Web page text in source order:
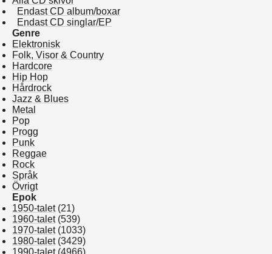
Endast CD album/boxar
Endast CD singlar/EP
Genre
Elektronisk
Folk, Visor & Country
Hardcore
Hip Hop
Hårdrock
Jazz & Blues
Metal
Pop
Progg
Punk
Reggae
Rock
Språk
Övrigt
Epok
1950-talet(21)
1960-talet(539)
1970-talet(1033)
1980-talet(3429)
1990-talet(4966)